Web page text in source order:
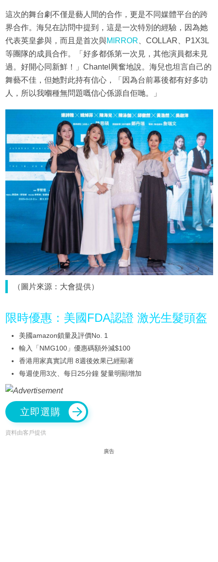
這次的舞台劇不僅是藝人間的合作，更是不同媒體平台的跨
界合作。海兒在訪問中提到，這是一次特別的經驗，因為她
代表英皇參與，而且是首次與MIRROR 、COLLAR、P1X3L
等團隊的成員合作。「好多都係第一次見，其他演員都未見
過。好開心同新鮮！」Chantel興奮地說。海兒也坦言自己的
舞藝不佳，但她對此持有信心，「因為台前幕後都有好多叻
人，所以我嗰種無問題嘅信心係源自佢哋。」
（圖片來源：大會提供）
限時優惠：美國FDA認證 激光生髮頭盔
美國amazon鎖量及評價No. 1
輸入「NMG100」優惠碼額外減$100
香港用家真實試用 8週後效果已經顯著
每週使用3次、每日25分鐘 髮量明顯增加
立即選購
資料由客戶提供
廣告